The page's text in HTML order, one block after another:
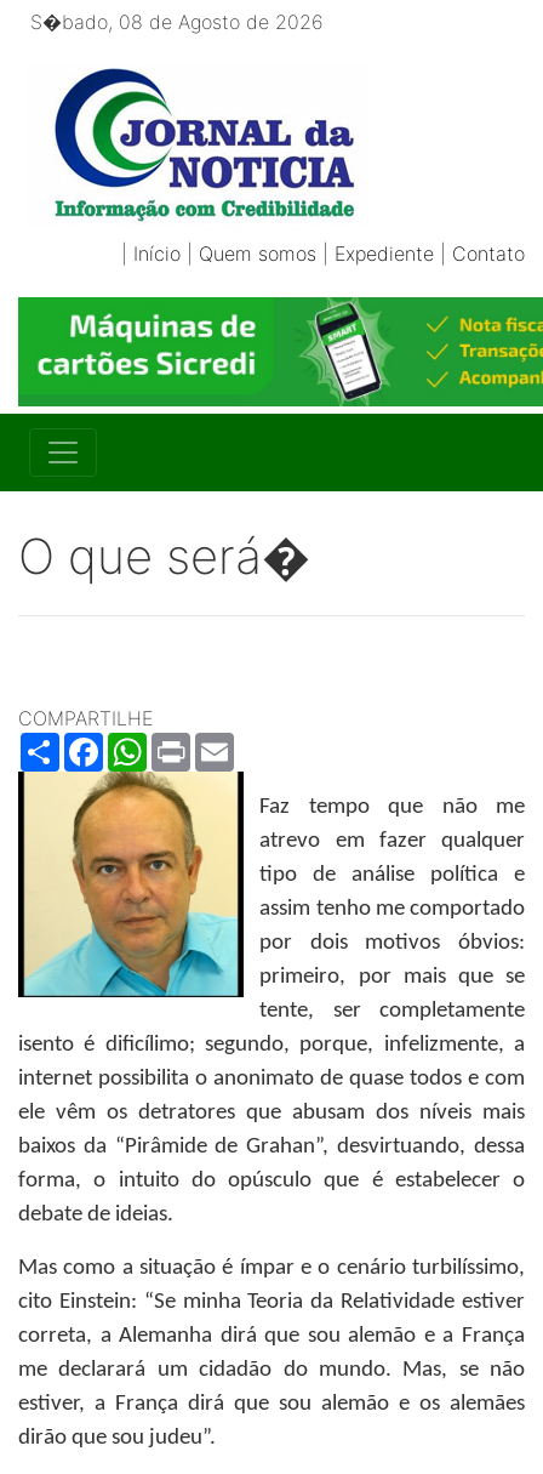
S�bado, 08 de Agosto de 2026
Início Quem somos Expediente Contato
O que será�
COMPARTILHE
ShareFacebookWhatsApp
Print
Faz tempo que não me
atrevo em fazer qualquer
tipo de análise política e
assim tenho me comportado
por dois motivos óbvios:
primeiro, por mais que se
tente, ser completamente
isento é dificílimo; segundo, porque, infelizmente, a
internet possibilita o anonimato de quase todos e com
ele vêm os detratores que abusam dos níveis mais
baixos da “Pirâmide de Grahan”, desvirtuando, dessa
forma, o intuito do opúsculo que é estabelecer o
debate de ideias.
Mas como a situação é ímpar e o cenário turbilíssimo,
cito Einstein: “Se minha Teoria da Relatividade estiver
correta, a Alemanha dirá que sou alemão e a França
me declarará um cidadão do mundo. Mas, se não
estiver, a França dirá que sou alemão e os alemães
dirão que sou judeu”.